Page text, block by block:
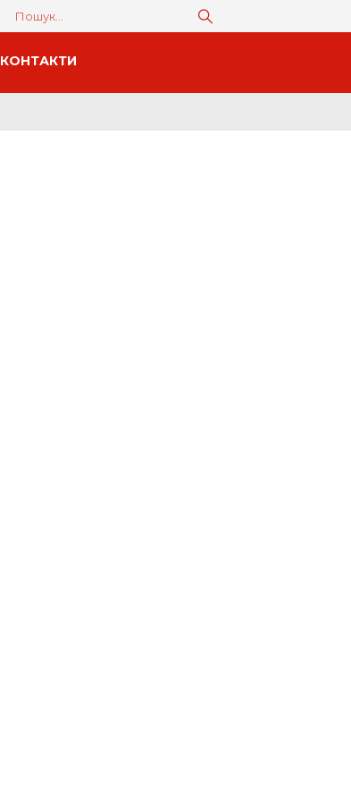
КОНТАКТИ